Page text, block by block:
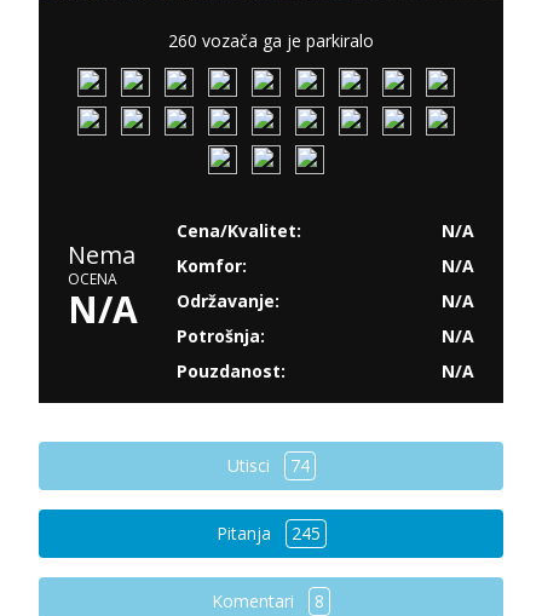
260 vozača ga je parkiralo
Nema
OCENA
N/A
Cena/Kvalitet:
N/A
Komfor:
N/A
Održavanje:
N/A
Potrošnja:
N/A
Pouzdanost:
N/A
Utisci 74
Pitanja 245
Komentari 8